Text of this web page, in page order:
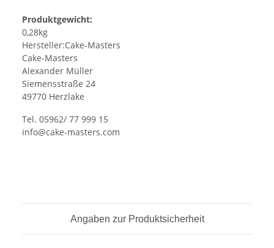
Produktgewicht:
0,28kg
Hersteller:Cake-Masters
Cake-Masters
Alexander Müller
Siemensstraße 24
49770 Herzlake
Tel. 05962/ 77 999 15
info@cake-masters.com
Angaben zur Produktsicherheit